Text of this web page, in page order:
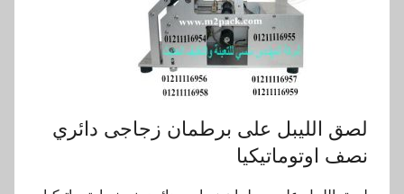
لصق الليبل على برطمان زجاجى دائري
نصف اوتوماتيكيا